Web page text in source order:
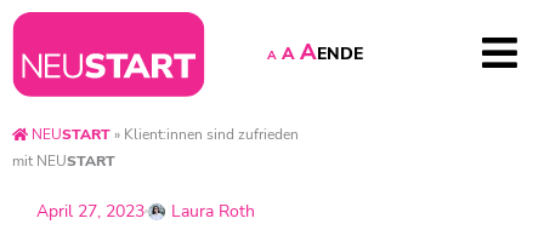
A A AENDE
NEUSTART» Klient:innen sind zufrieden
mit NEUSTART
April 27, 2023 Laura Roth